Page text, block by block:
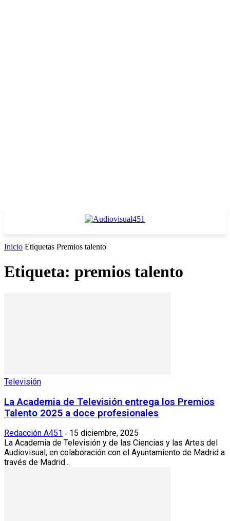
Inicio Etiquetas Premios talento
Etiqueta: premios talento
Televisión
La Academia de Televisión entrega los Premios
Talento 2025 a doce profesionales
Redacción A451 - 15 diciembre, 2025
La Academia de Televisión y de las Ciencias y las Artes del
Audiovisual, en colaboración con el Ayuntamiento de Madrid a
través de Madrid...